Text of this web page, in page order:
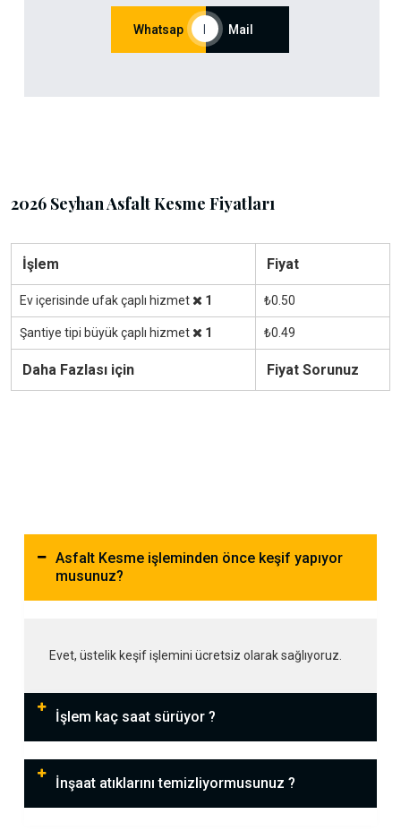
Whatsap Mail
2026 Seyhan Asfalt Kesme Fiyatları
İşlem Fiyat
Ev içerisinde ufak çaplı hizmet 1 ₺0.50
Şantiye tipi büyük çaplı hizmet 1 ₺0.49
Daha Fazlası için Fiyat Sorunuz
Asfalt Kesme işleminden önce keşif yapıyor
musunuz?
Evet, üstelik keşif işlemini ücretsiz olarak sağlıyoruz.
İşlem kaç saat sürüyor ?
İnşaat atıklarını temizliyormusunuz ?